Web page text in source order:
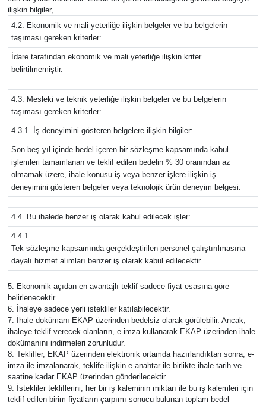
ilişkin bilgiler,
4.2. Ekonomik ve mali yeterliğe ilişkin belgeler ve bu belgelerin
taşıması gereken kriterler:
İdare tarafından ekonomik ve mali yeterliğe ilişkin kriter
belirtilmemiştir.
4.3. Mesleki ve teknik yeterliğe ilişkin belgeler ve bu belgelerin
taşıması gereken kriterler:
4.3.1. İş deneyimini gösteren belgelere ilişkin bilgiler:
Son beş yıl içinde bedel içeren bir sözleşme kapsamında kabul
işlemleri tamamlanan ve teklif edilen bedelin % 30 oranından az
olmamak üzere, ihale konusu iş veya benzer işlere ilişkin iş
deneyimini gösteren belgeler veya teknolojik ürün deneyim belgesi.
4.4. Bu ihalede benzer iş olarak kabul edilecek işler:
4.4.1.
Tek sözleşme kapsamında gerçekleştirilen personel çalıştırılmasına
dayalı hizmet alımları benzer iş olarak kabul edilecektir.
5. Ekonomik açıdan en avantajlı teklif sadece fiyat esasına göre
belirlenecektir.
6. İhaleye sadece yerli istekliler katılabilecektir.
7. İhale dokümanı EKAP üzerinden bedelsiz olarak görülebilir. Ancak,
ihaleye teklif verecek olanların, e-imza kullanarak EKAP üzerinden ihale
dokümanını indirmeleri zorunludur.
8. Teklifler, EKAP üzerinden elektronik ortamda hazırlandıktan sonra, e-
imza ile imzalanarak, teklife ilişkin e-anahtar ile birlikte ihale tarih ve
saatine kadar EKAP üzerinden gönderilecektir.
9. İstekliler tekliflerini, her bir iş kaleminin miktarı ile bu iş kalemleri için
teklif edilen birim fiyatların çarpımı sonucu bulunan toplam bedel